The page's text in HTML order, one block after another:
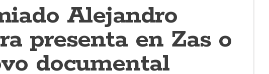
Alejandro
presenta en Zas o
documental